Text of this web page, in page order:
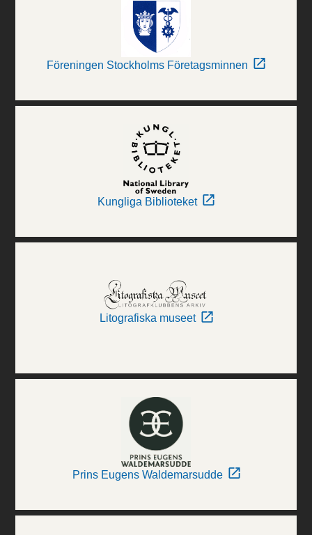
Föreningen Stockholms Företagsminnen
Kungliga Biblioteket
Litografiska museet
Prins Eugens Waldemarsudde